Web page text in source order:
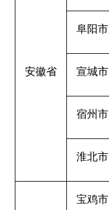
安徽省
阜阳市
宣城市
宿州市
淮北市
宝鸡市